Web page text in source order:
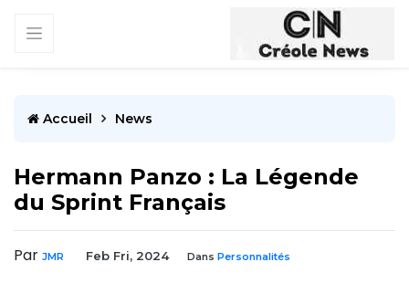
Accueil News
Hermann Panzo : La Légende
du Sprint Français
Par JMR Feb Fri, 2024 Dans Personnalités